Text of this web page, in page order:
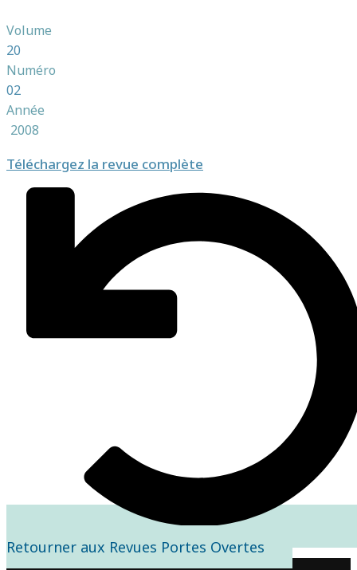
Volume
20
Numéro
02
Année
2008
Téléchargez la revue complète
Retourner aux Revues Portes Overtes